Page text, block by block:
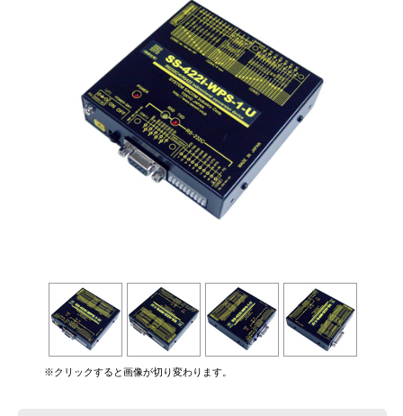
お客様サポート
会社情報
お問い合わせ
※クリックすると画像が切り変わります。